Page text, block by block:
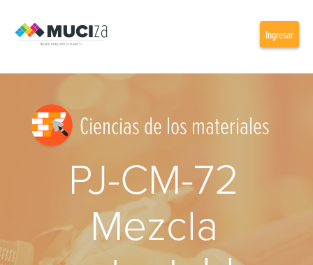
Ingresar
Ciencias de los materiales
PJ-CM-72
Mezcla